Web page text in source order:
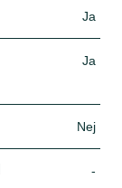
Ja
Ja
Nej
-